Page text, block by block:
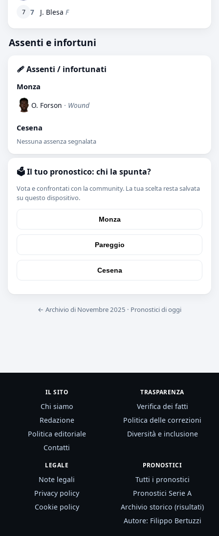
7 7 J. Blesa F
Assenti e infortuni
🩹 Assenti / infortunati
Monza
O. Forson · Wound
Cesena
Nessuna assenza segnalata
🗳️ Il tuo pronostico: chi la spunta?
Vota e confrontati con la community. La tua scelta resta salvata
su questo dispositivo.
Monza
Pareggio
Cesena
← Archivio di Novembre 2025 · Pronostici di oggi
IL SITO
Chi siamo
Redazione
Politica editoriale
Contatti
TRASPARENZA
Verifica dei fatti
Politica delle correzioni
Diversità e inclusione
LEGALE
Note legali
Privacy policy
Cookie policy
PRONOSTICI
Tutti i pronostici
Pronostici Serie A
Archivio storico (risultati)
Autore: Filippo Bertuzzi